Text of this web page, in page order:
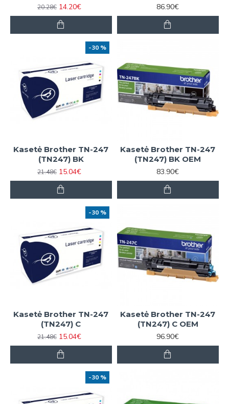
20.28€ 14.20€
86.90€
-30 %
Kasetė Brother TN-247
(TN247) BK
21.48€ 15.04€
Kasetė Brother TN-247
(TN247) BK OEM
83.90€
-30 %
Kasetė Brother TN-247
(TN247) C
21.48€ 15.04€
Kasetė Brother TN-247
(TN247) C OEM
96.90€
-30 %